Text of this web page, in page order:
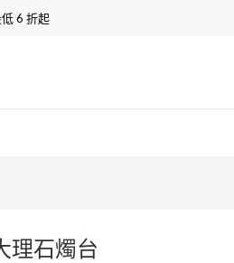
折起
理石燭台